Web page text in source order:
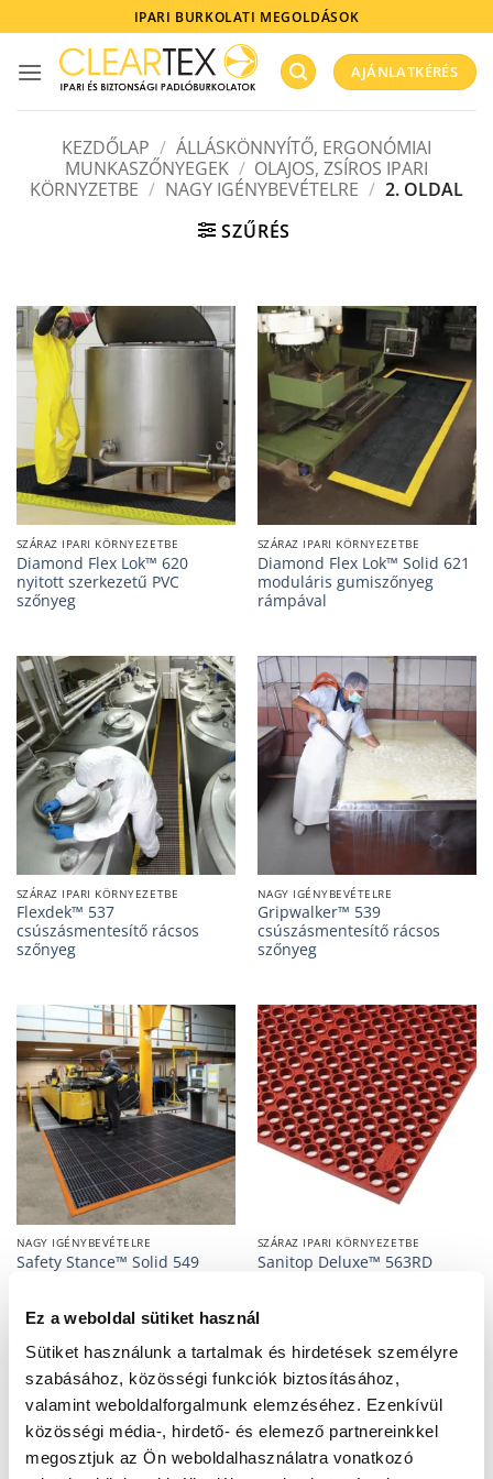
Ez a weboldal sütiket használ
Sütiket használunk a tartalmak és hirdetések személyre
szabásához, közösségi funkciók biztosításához,
valamint weboldalforgalmunk elemzéséhez. Ezenkívül
közösségi média-, hirdető- és elemező partnereinkkel
megosztjuk az Ön weboldalhasználatra vonatkozó
to
content
IPARI BURKOLATI MEGOLDÁSOK
AJÁNLATKÉRÉS
KEZDŐLAP / ÁLLÁSKÖNNYÍTŐ, ERGONÓMIAI
MUNKASZŐNYEGEK / OLAJOS, ZSÍROS IPARI
KÖRNYZETBE / NAGY IGÉNYBEVÉTELRE / 2. OLDAL
SZŰRÉS
SZÁRAZ IPARI KÖRNYEZETBE
Diamond Flex Lok™ 620
nyitott szerkezetű PVC
szőnyeg
SZÁRAZ IPARI KÖRNYEZETBE
Diamond Flex Lok™ Solid 621
moduláris gumiszőnyeg
rámpával
SZÁRAZ IPARI KÖRNYEZETBE
Flexdek™ 537
csúszásmentesítő rácsos
szőnyeg
NAGY IGÉNYBEVÉTELRE
Gripwalker™ 539
csúszásmentesítő rácsos
szőnyeg
NAGY IGÉNYBEVÉTELRE
Safety Stance™ Solid 549
SZÁRAZ IPARI KÖRNYEZETBE
Sanitop Deluxe™ 563RD